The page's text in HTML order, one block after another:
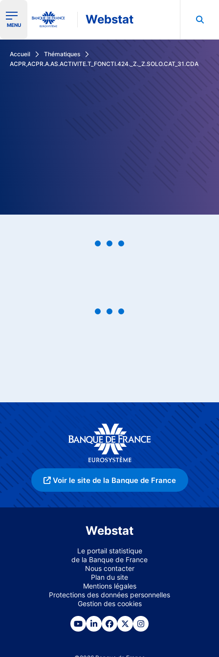
Ouvrir le menu de navigation
MENU Webstat
Accueil
Thématiques
ACPR,ACPR.A.AS.ACTIVITE.T_FONCTI.424._Z._Z.SOLO.CAT_31.CDA
Voir le site de la Banque de France
Webstat
Le portail statistique
de la Banque de France
Nous contacter
Plan du site
Mentions légales
Protections des données personnelles
Gestion des cookies